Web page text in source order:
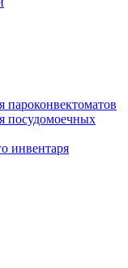
посудомоечных
инвентаря